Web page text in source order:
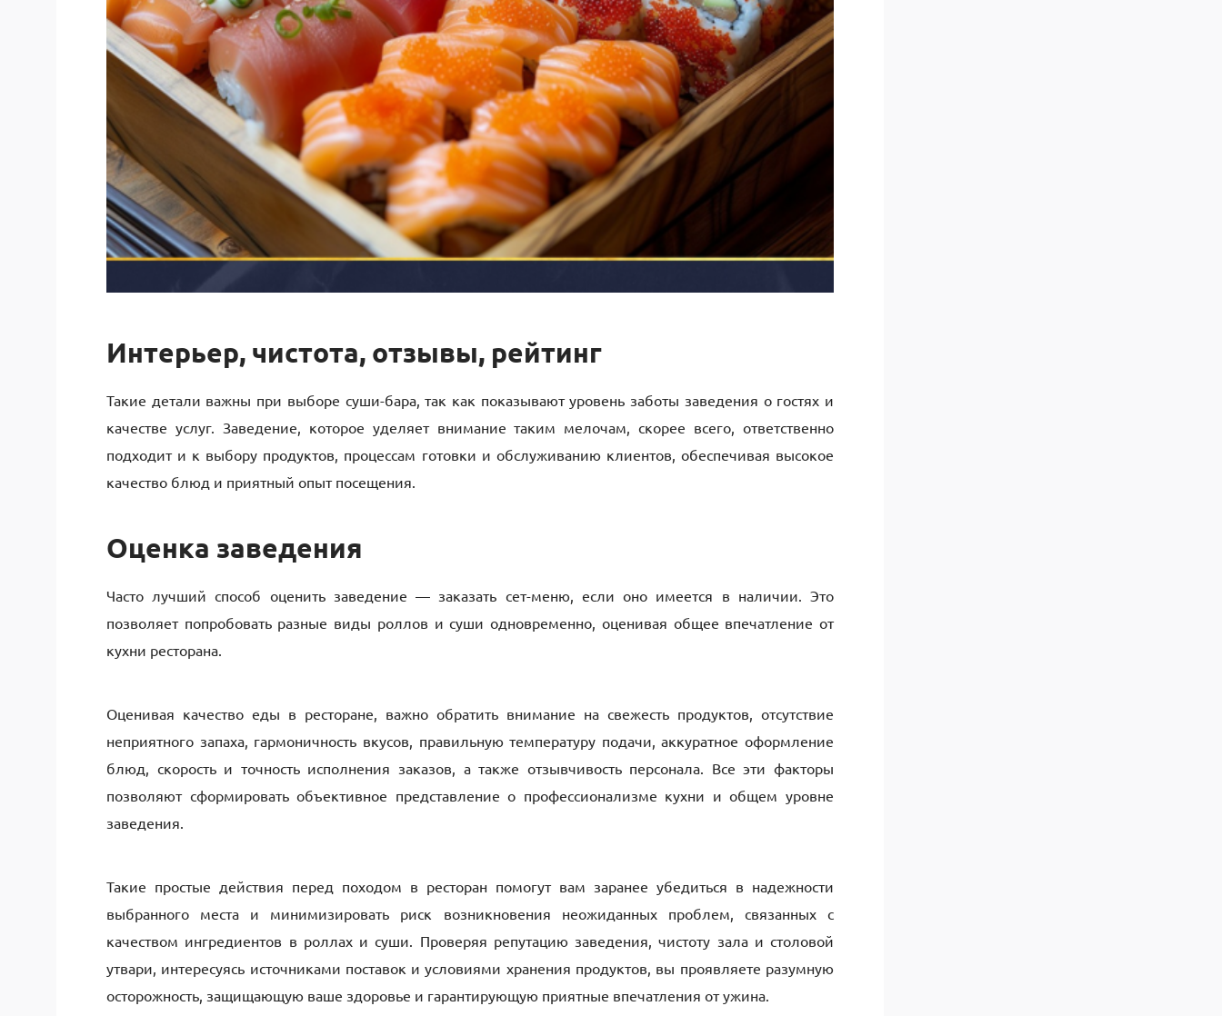
Интерьер, чистота, отзывы, рейтинг
Такие детали важны при выборе суши-бара, так как показывают уровень заботы заведения о гостях и
качестве услуг. Заведение, которое уделяет внимание таким мелочам, скорее всего, ответственно
подходит и к выбору продуктов, процессам готовки и обслуживанию клиентов, обеспечивая высокое
качество блюд и приятный опыт посещения.
Оценка заведения
Часто лучший способ оценить заведение — заказать сет-меню, если оно имеется в наличии. Это
позволяет попробовать разные виды роллов и суши одновременно, оценивая общее впечатление от
кухни ресторана.
Оценивая качество еды в ресторане, важно обратить внимание на свежесть продуктов, отсутствие
неприятного запаха, гармоничность вкусов, правильную температуру подачи, аккуратное оформление
блюд, скорость и точность исполнения заказов, а также отзывчивость персонала. Все эти факторы
позволяют сформировать объективное представление о профессионализме кухни и общем уровне
заведения.
Такие простые действия перед походом в ресторан помогут вам заранее убедиться в надежности
выбранного места и минимизировать риск возникновения неожиданных проблем, связанных с
качеством ингредиентов в роллах и суши. Проверяя репутацию заведения, чистоту зала и столовой
утвари, интересуясь источниками поставок и условиями хранения продуктов, вы проявляете разумную
осторожность, защищающую ваше здоровье и гарантирующую приятные впечатления от ужина.